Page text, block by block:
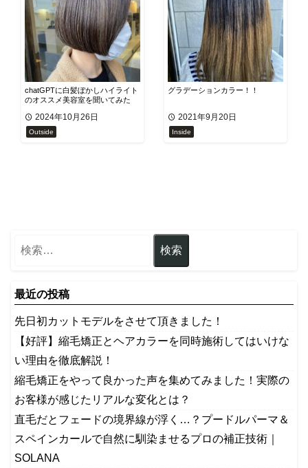
chatGPTに白髪ぼかしハイライト
のオススメ美容室を聞いてみた
2024年10月26日
Outside
グラデーションカラー！！
2021年9月20日
Inside
最近の投稿
先日初カットモデルをさせて頂きました！
【好評】縮毛矯正とヘアカラーを同時施術してはいけな
い理由を徹底解説！
縮毛矯正をやって良かった声を集めてみました！実際の
お客様が感じたリアルな変化とは？
​直毛だとフェードの境界線が浮く…？プードルパーマ＆
スペインカールで自然に馴染ませるプロの補正技術｜
SOLANA